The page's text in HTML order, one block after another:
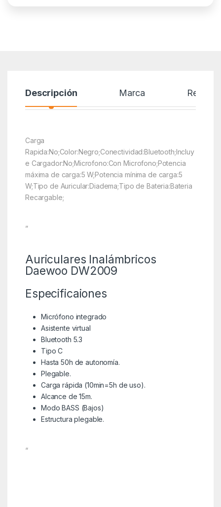
Descripción Marca Reseñas
Carga
Rapida:No;Color:Negro;Conectividad:Bluetooth;Incluy
e Cargador:No;Microfono:Con Microfono;Potencia
máxima de carga:5 W;Potencia mínima de carga:5
W;Tipo de Auricular:Diadema;Tipo de Bateria:Bateria
Recargable;
”
Auriculares Inalámbricos
Daewoo DW2009
Especificaiones
Micrófono integrado
Asistente virtual
Bluetooth 5.3
Tipo C
Hasta 50h de autonomía.
Plegable.
Carga rápida (10min=5h de uso).
Alcance de 15m.
Modo BASS (Bajos)
Estructura plegable.
“